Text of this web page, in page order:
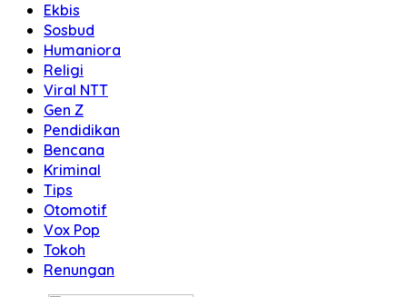
Ekbis
Sosbud
Humaniora
Religi
Viral NTT
Gen Z
Pendidikan
Bencana
Kriminal
Tips
Otomotif
Vox Pop
Tokoh
Renungan